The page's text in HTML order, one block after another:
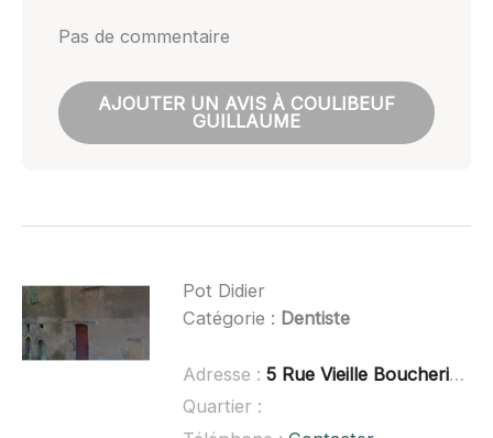
Pas de commentaire
AJOUTER UN AVIS À COULIBEUF
GUILLAUME
Pot Didier
Catégorie : Dentiste
Adresse : 5 Rue Vieille Boucherie, 83460 Les Arcs
Quartier :